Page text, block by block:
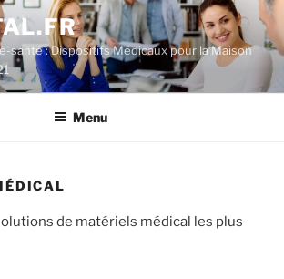
santé : Dispositifs Médicaux pour la Maison
Menu
de matériels médical les plus